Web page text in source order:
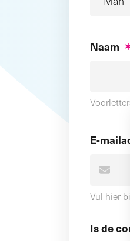
Naam
Voorletters
E-
Vul hier
Is de